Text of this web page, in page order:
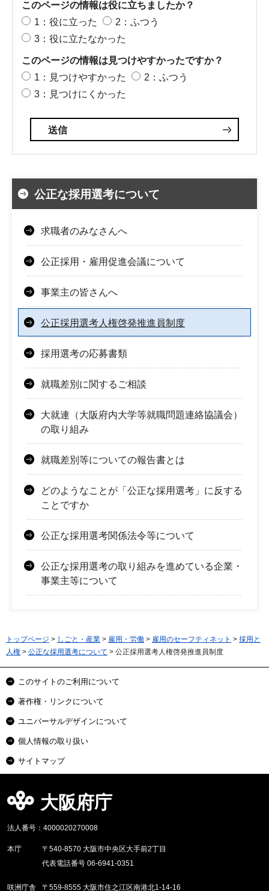
このページの情報は役に立ちましたか？
1：役に立った
2：ふつう
3：役に立たなかった
このページの情報は見つけやすかったですか？
1：見つけやすかった
2：ふつう
3：見つけにくかった
公正な採用選考について
求職者のみなさんへ
公正採用・雇用促進会議について
事業主の皆さんへ
公正採用選考人権啓発推進員制度
採用選考の応募書類
就職差別に関するご相談
大就連（大阪府内大学等就職問題連絡協議会）
の取り組み
就職差別等についての報告書とは
どのようなことが「公正な採用選考」に反する
ことですか
公正な採用選考関係法令等について
公正な採用選考の取り組みを進めている企業・
事業主等について
トップページ > しごと・産業 > 雇用・労働 > 雇用のセーフティネット > 採用と
人権 > 公正な採用選考について > 公正採用選考人権啓発推進員制度
このサイトのご利用について
著作権・リンクについて
ユニバーサルデザインについて
個人情報の取り扱い
サイトマップ
大阪府庁
法人番号：4000020270008
本庁
〒540-8570 大阪市中央区大手前2丁目
代表電話番号 06-6941-0351
咲洲庁舎 〒559-8555 大阪市住之江区南港北1-14-16